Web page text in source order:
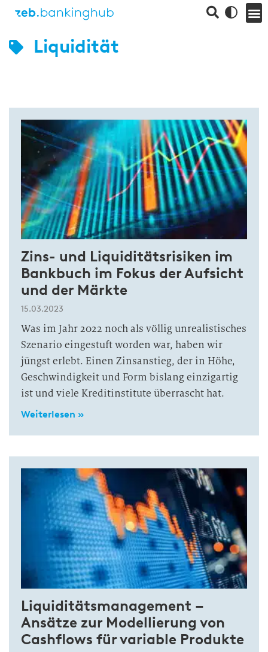
Liquidität
Zins- und Liquiditätsrisiken im
Bankbuch im Fokus der Aufsicht
und der Märkte
15.03.2023
Was im Jahr 2022 noch als völlig unrealistisches
Szenario eingestuft worden war, haben wir
jüngst erlebt. Einen Zinsanstieg, der in Höhe,
Geschwindigkeit und Form bislang einzigartig
ist und viele Kreditinstitute überrascht hat.
Weiterlesen »
Liquiditätsmanagement –
Ansätze zur Modellierung von
Cashflows für variable Produkte